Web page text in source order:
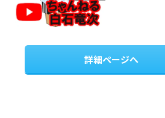
詳細ページへ